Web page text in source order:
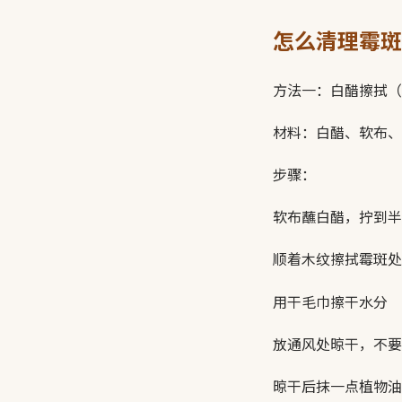
怎么清理霉斑
方法一：白醋擦拭
材料：白醋、软布
步骤：
软布蘸白醋，拧到
顺着木纹擦拭霉斑
用干毛巾擦干水分
放通风处晾干，不
晾干后抹一点植物